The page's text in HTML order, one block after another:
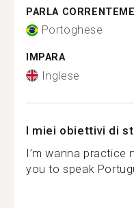
PARLA
Portoghese
IMPARA
Inglese
I miei obiettivi di
I’m wanna practice
you to speak